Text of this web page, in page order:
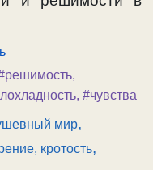
,
, #чувства
мир,
кротость,